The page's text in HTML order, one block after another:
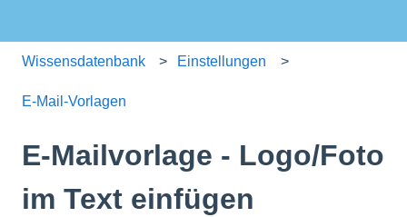
Wissensdatenbank Einstellungen
E-Mail-Vorlagen
E-Mailvorlage - Logo/Foto
im Text einfügen